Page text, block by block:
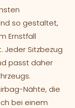
so gestaltet,
Ernstfall
Jeder Sitzbezug
passt daher
Nähte, die
bei einem